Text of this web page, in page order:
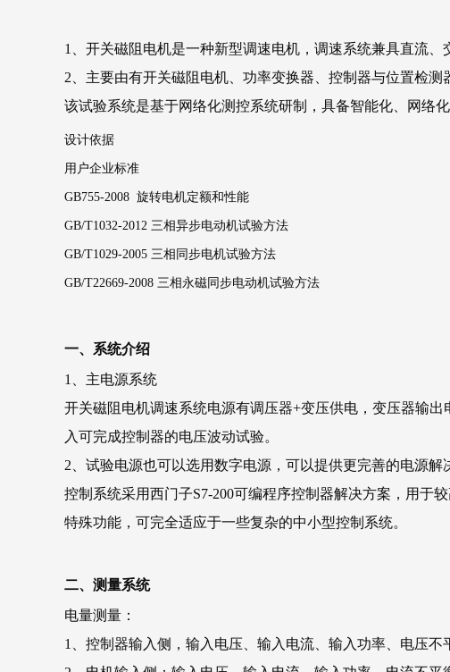
1、开关磁阻电机是一种新型调速电机，调速系统兼具直流
2、主要由有开关磁阻电机、功率变换器、控制器与位置检
该试验系统是基于网络化测控系统研制，具备智能化、网络
设计依据
用户企业标准
GB755-2008 旋转电机定额和性能
GB/T1032-2012 三相异步电动机试验方法
GB/T1029-2005 三相同步电机试验方法
GB/T22669-2008 三相永磁同步电动机试验方法
一、系统介绍
1、主电源系统
开关磁阻电机调速系统电源有调压器+变压供电，变压器输
入可完成控制器的电压波动试验。
2、试验电源也可以选用数字电源，可以提供更完善的电源解
控制系统采用西门子S7-200可编程序控制器解决方案，用于
特殊功能，可完全适应于一些复杂的中小型控制系统。
二、测量系统
电量测量：
1、控制器输入侧，输入电压、输入电流、输入功率、电压